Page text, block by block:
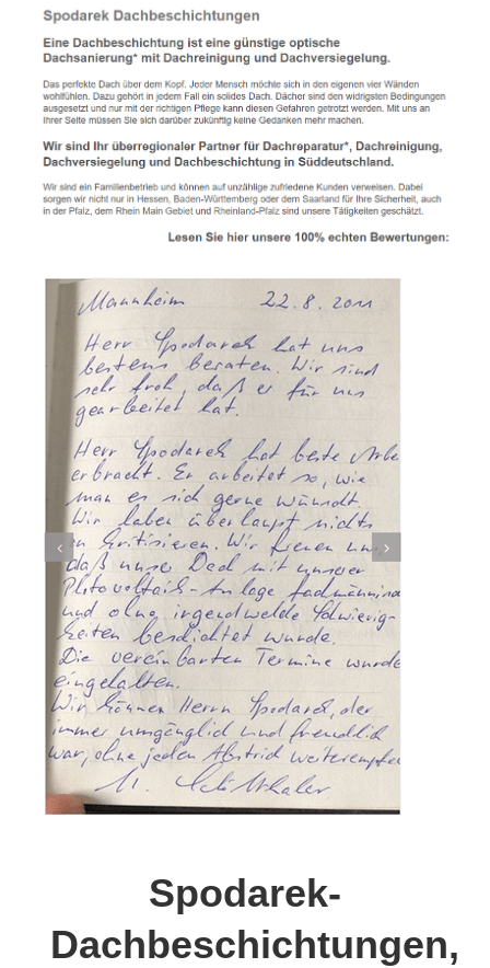
Spodarek-
Dachbeschichtungen,